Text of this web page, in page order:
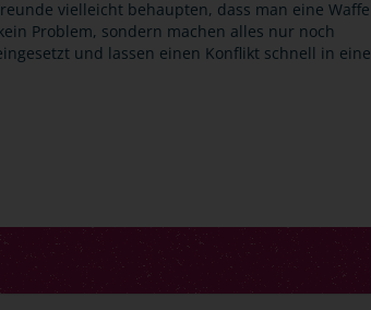
vielleicht behaupten, dass man eine Waffe
Problem, sondern machen alles nur noch
und lassen einen Konflikt schnell in eine